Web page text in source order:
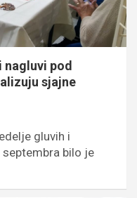
nagluvi pod
sjajne
gluvih i
bilo je